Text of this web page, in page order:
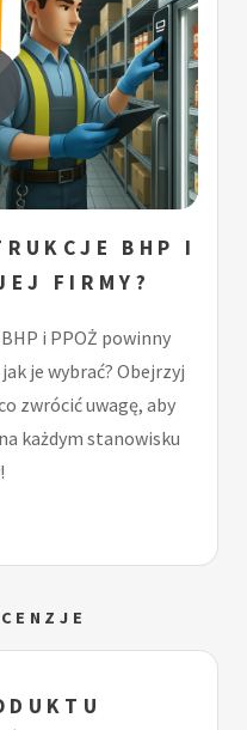
BHP I
FIRMY?
i PPOŻ powinny
je wybrać? Obejrzyj
zwrócić uwagę, aby
każdym stanowisku